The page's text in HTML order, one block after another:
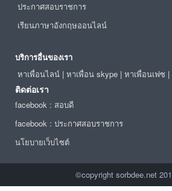
ประกาศสอบราชการ
เรียนภาษาอังกฤษออนไลน์
บริการอื่นของเรา
หาเพื่อนไลน์ | หาเพื่อน skype | หาเพื่อนเฟซ |
ติดต่อเรา
facebook : สอบดี
facebook : ประกาศสอบราชการ
นโยบายเว็บไซต์
©copyright sorbdee.net